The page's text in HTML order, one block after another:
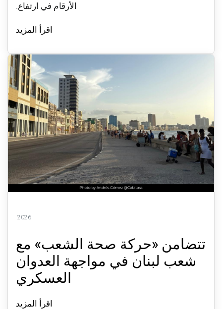
الأرقام في ارتفاع.
اقرأ المزيد
تتضامن «حركة صحة الشعب» مع
شعب لبنان في مواجهة العدوان
العسكري
اقرأ المزيد